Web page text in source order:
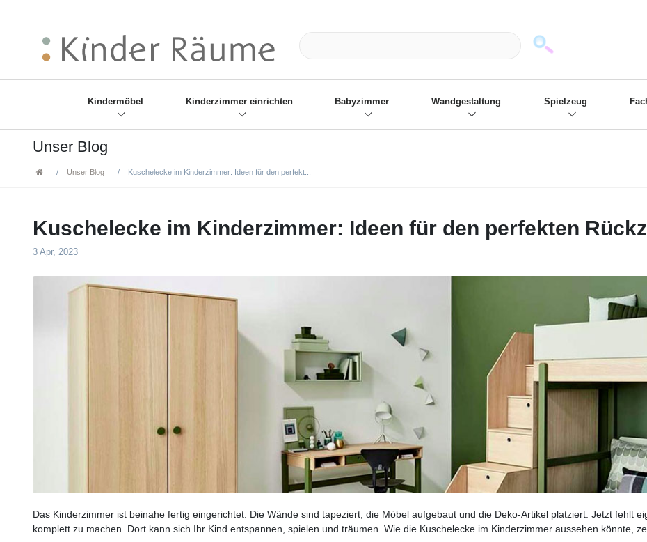
Kindermöbel Kinderzimmer einrichten Babyzimmer Wandgestaltung Spielzeug
Unser Blog
Unser Blog Kuschelecke im Kinderzimmer: Ideen für den perfekt...
Kuschelecke im Kinderzimmer: Ideen für den perfekten
3 Apr, 2023
Das Kinderzimmer ist beinahe fertig eingerichtet. Die Wände sind tapeziert, die Möbel aufgebaut und die Deko-Artikel platziert. Jetzt fehlt
komplett zu machen. Dort kann sich Ihr Kind entspannen, spielen und träumen. Wie die Kuschelecke im Kinderzimmer aussehen könnte,